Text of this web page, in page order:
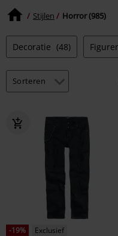
Stijlen Horror (985)
Decoratie (48)
-19%
Exclusief